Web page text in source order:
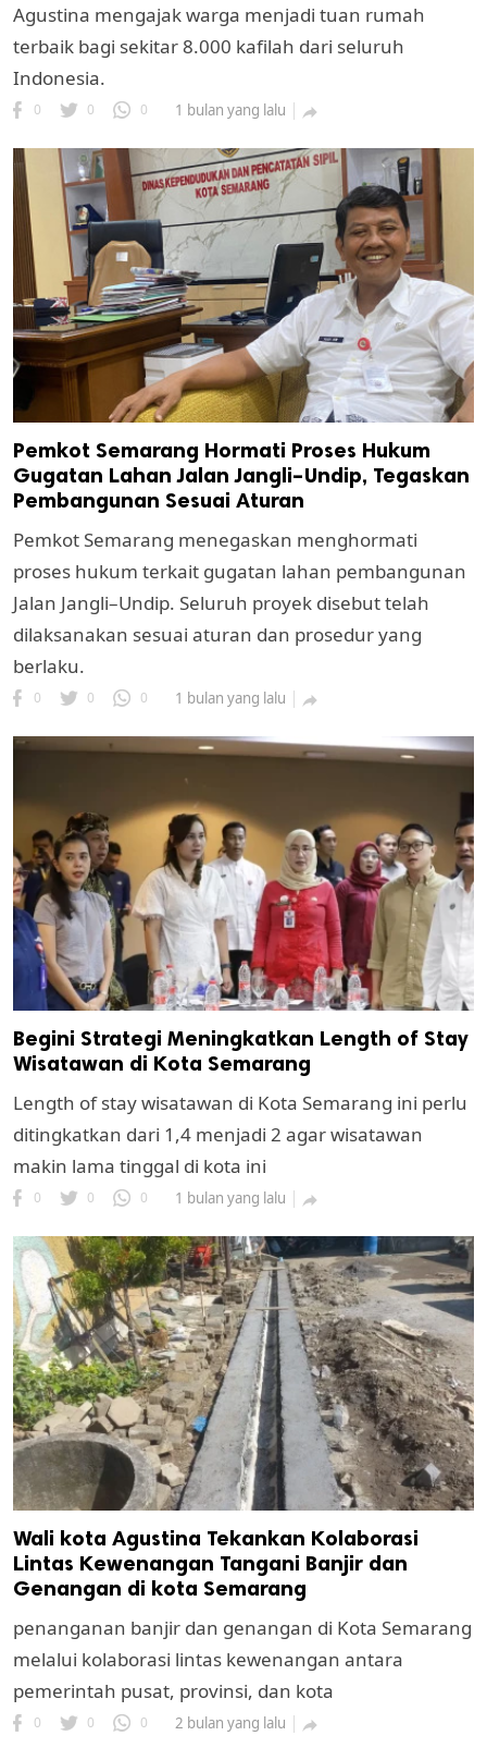
Agustina mengajak warga menjadi tuan rumah
terbaik bagi sekitar 8.000 kafilah dari seluruh
Indonesia.
0 0 0 1 bulan yang lalu 
Pemkot Semarang Hormati Proses Hukum
Gugatan Lahan Jalan Jangli–Undip, Tegaskan
Pembangunan Sesuai Aturan
Pemkot Semarang menegaskan menghormati
proses hukum terkait gugatan lahan pembangunan
Jalan Jangli–Undip. Seluruh proyek disebut telah
dilaksanakan sesuai aturan dan prosedur yang
berlaku.
0 0 0 1 bulan yang lalu 
Begini Strategi Meningkatkan Length of Stay
Wisatawan di Kota Semarang
Length of stay wisatawan di Kota Semarang ini perlu
ditingkatkan dari 1,4 menjadi 2 agar wisatawan
makin lama tinggal di kota ini
0 0 0 1 bulan yang lalu 
Wali kota Agustina Tekankan Kolaborasi
Lintas Kewenangan Tangani Banjir dan
Genangan di kota Semarang
penanganan banjir dan genangan di Kota Semarang
melalui kolaborasi lintas kewenangan antara
pemerintah pusat, provinsi, dan kota
0 0 0 2 bulan yang lalu 